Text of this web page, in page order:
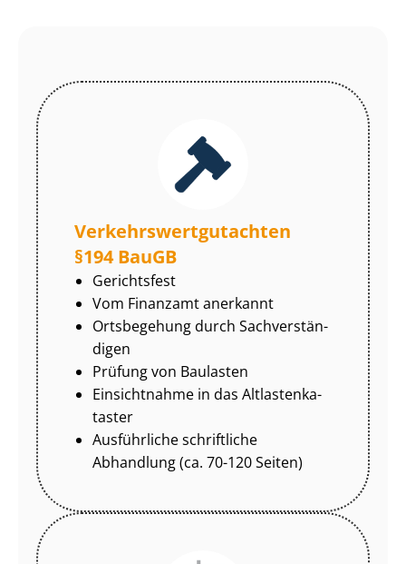
Ver­kehrs­wert­gut­ach­ten
§194 BauGB
Gerichtsfest
Vom Finanzamt anerkannt
Ortsbegehung durch Sach­ver­stän­
di­gen
Prüfung von Baulasten
Einsichtnahme in das Alt­las­ten­ka­
tas­ter
Ausführliche schriftliche
Abhandlung (ca. 70-120 Seiten)